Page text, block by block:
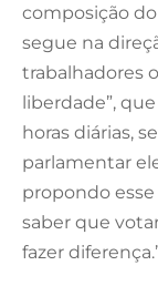
composição
segue na
trabalhadores
liberdade”,
horas diárias,
parlamentar
propondo esse
saber que
fazer